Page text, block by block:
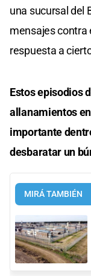
una sucursal del
mensajes contra
respuesta a
Estos episodios
allanamientos
importante
desbaratar un
MIRÁ TAMBIÉN